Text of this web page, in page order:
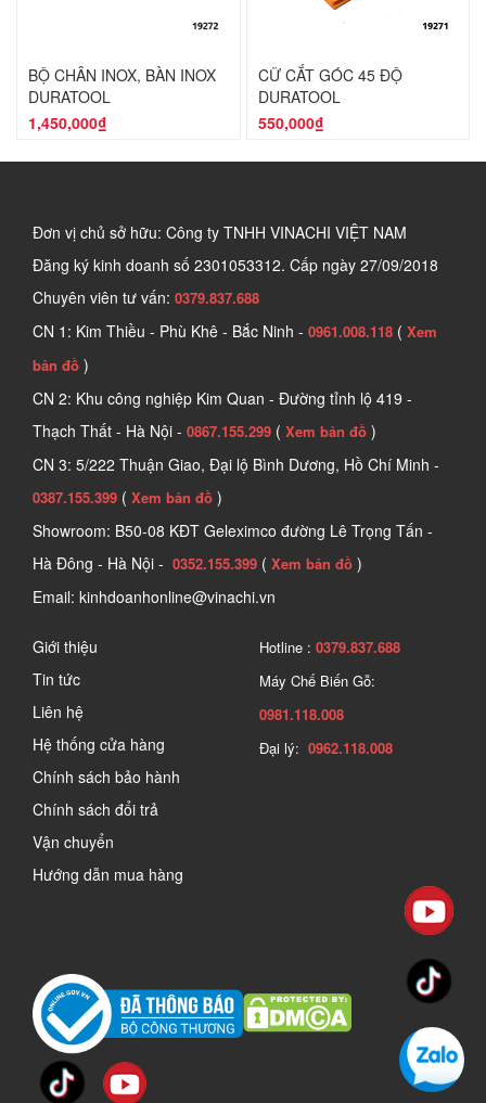
BỘ CHÂN INOX, BÀN INOX
DURATOOL
1,450,000₫
CỮ CẮT GÓC 45 ĐỘ
DURATOOL
550,000₫
Đơn vị chủ sở hữu: Công ty TNHH VINACHI VIỆT NAM
Đăng ký kinh doanh số 2301053312. Cấp ngày 27/09/2018
Chuyên viên tư vấn: 0379.837.688
CN 1: Kim Thiều - Phù Khê - Bắc Ninh - 0961.008.118 ( Xem
bản đồ )
CN 2: Khu công nghiệp Kim Quan - Đường tỉnh lộ 419 -
Thạch Thất - Hà Nội - 0867.155.299 ( Xem bản đồ )
CN 3: 5/222 Thuận Giao, Đại lộ Bình Dương, Hồ Chí Minh -
0387.155.399 ( Xem bản đồ )
Showroom: B50-08 KĐT Geleximco đường Lê Trọng Tấn -
Hà Đông - Hà Nội - 0352.155.399 ( Xem bản đồ )
Email: kinhdoanhonline@vinachi.vn
Giới thiệu
Tin tức
Liên hệ
Hệ thống cửa hàng
Chính sách bảo hành
Chính sách đổi trả
Vận chuyển
Hướng dẫn mua hàng
Hotline : 0379.837.688
Máy Chế Biến Gỗ:
0981.118.008
Đại lý: 0962.118.008